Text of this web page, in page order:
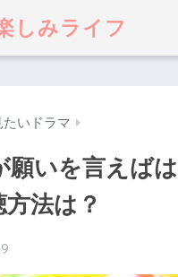
しみライフ
たいドラマ
願いを言えば
法は？